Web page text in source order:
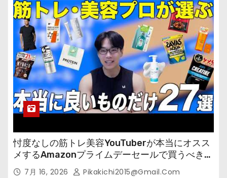
忖度なしの筋トレ美容YouTuberが本当にオスス
メするAmazonプライムデーセールで買うべきも
の 7月 16, 2026 Pikakichi2015@gmail.com